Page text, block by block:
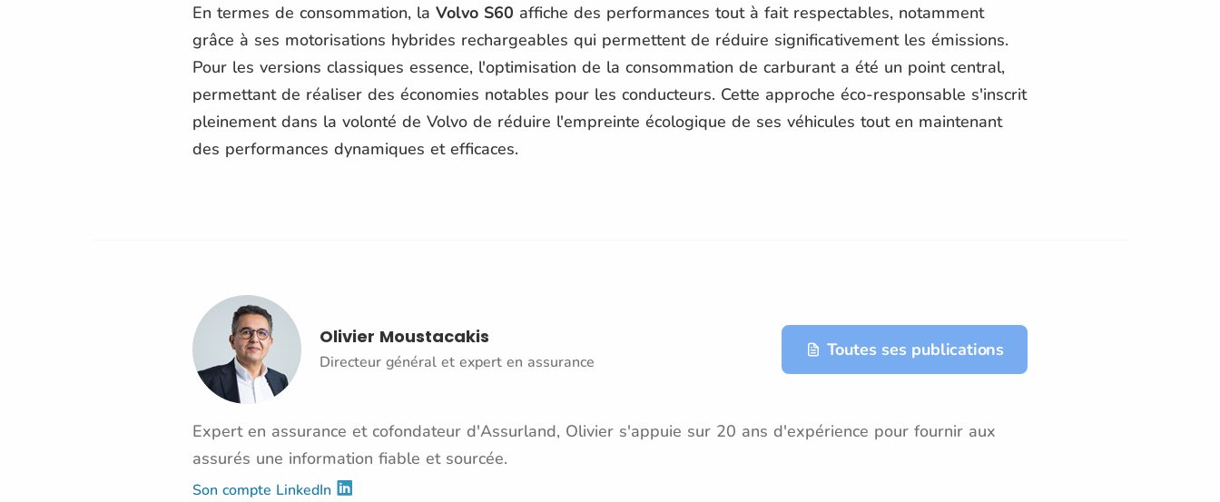
En termes de consommation, la Volvo S60 affiche des performances tout à fait respectables, notamment
grâce à ses motorisations hybrides rechargeables qui permettent de réduire significativement les émissions.
Pour les versions classiques essence, l'optimisation de la consommation de carburant a été un point central,
permettant de réaliser des économies notables pour les conducteurs. Cette approche éco-responsable s'inscrit
pleinement dans la volonté de Volvo de réduire l'empreinte écologique de ses véhicules tout en maintenant
des performances dynamiques et efficaces.
Olivier Moustacakis
Directeur général et expert en assurance
Toutes ses publications
Expert en assurance et cofondateur d'Assurland, Olivier s'appuie sur 20 ans d'expérience pour fournir aux
assurés une information fiable et sourcée.
Son compte LinkedIn